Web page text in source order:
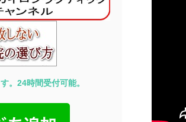
。24時間受付可能。